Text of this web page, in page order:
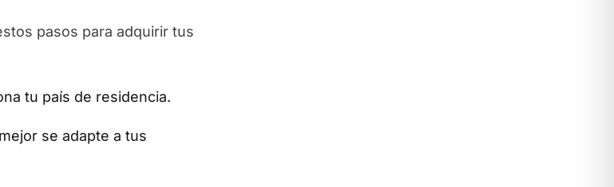
pasos para adquirir tus
tu país de residencia.
se adapte a tus